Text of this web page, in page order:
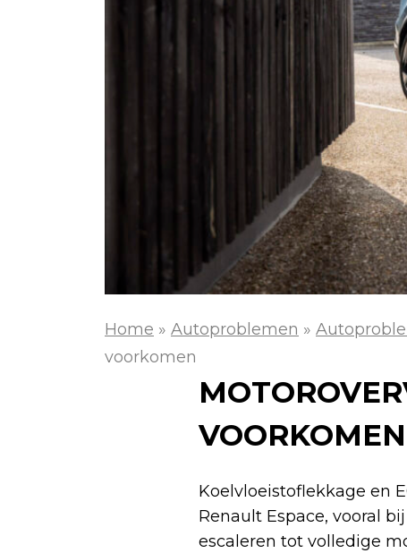
Home » Autoproblemen »
voorkomen
VOORKOMEN
Koelvloeistoflekkage en
Renault Espace, vooral
escaleren tot volledige